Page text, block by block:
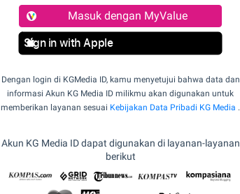
Masuk dengan MyValue
Sign in with Apple
Dengan login di KGMedia ID, kamu menyetujui bahwa data dan
informasi Akun KG Media ID milikmu akan digunakan untuk
memberikan layanan sesuai Kebijakan Data Pribadi KG Media .
Akun KG Media ID dapat digunakan di layanan-layanan
berikut